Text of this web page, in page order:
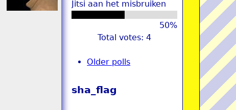
Jitsi aan het misbruiken
50%
Total votes: 4
Older polls
sha_flag